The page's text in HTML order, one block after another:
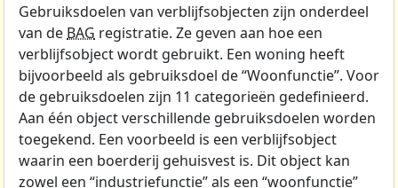
Gebruiksdoelen van verblijfsobjecten zijn onderdeel
van de BAG registratie. Ze geven aan hoe een
verblijfsobject wordt gebruikt. Een woning heeft
bijvoorbeeld als gebruiksdoel de “Woonfunctie”. Voor
de gebruiksdoelen zijn 11 categorieën gedefinieerd.
Aan één object verschillende gebruiksdoelen worden
toegekend. Een voorbeeld is een verblijfsobject
waarin een boerderij gehuisvest is. Dit object kan
zowel een “industriefunctie” als een “woonfunctie”